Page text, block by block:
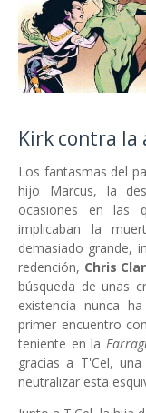
Kirk contra la
Los fantasmas del
hijo Marcus, la
ocasiones en las
implicaban la
demasiado grande,
redención, Chris
búsqueda de unas
existencia nunca
primer encuentro
teniente en la
gracias a T'Cel,
neutralizar esta